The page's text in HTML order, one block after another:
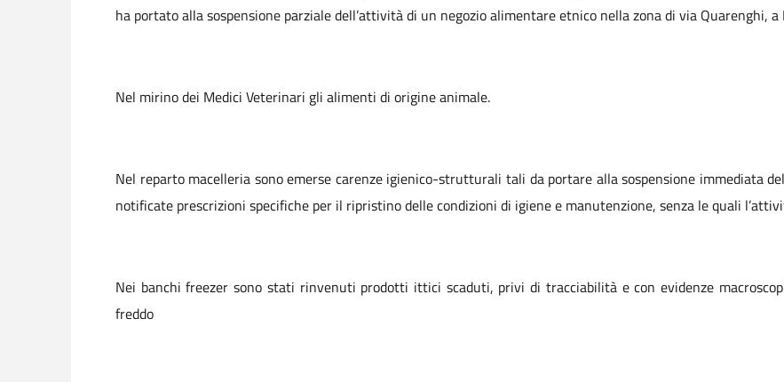
ha portato alla sospensione parziale dell’attività di un negozio alimentare etnico nella zona di via Quarenghi, a
Nel mirino dei Medici Veterinari gli alimenti di origine animale.
Nel reparto macelleria sono emerse carenze igienico-strutturali tali da portare alla sospensione immediata
notificate prescrizioni specifiche per il ripristino delle condizioni di igiene e manutenzione, senza le quali
Nei banchi freezer sono stati rinvenuti prodotti ittici scaduti, privi di tracciabilità e con evidenze
freddo